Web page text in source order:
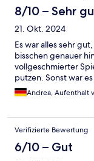
8/10 – Sehr
21. Okt. 2024
Es war alles sehr
bisschen genauer
vollgeschmierter
putzen. Sonst war
Andrea, Aufenthalt
Verifizierte Bewertung
6/10 – Gut